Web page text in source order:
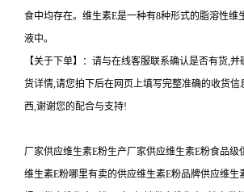
食中均存在。维生素E是一种有8种形式的脂溶性维
液中。
【关于下单】：请与在线客服联系确认是否有货,
货详情,请您拍下后在网页上填写完整准确的收货信
西,谢谢您的配合与支持!
厂家供应维生素E粉生产厂家供应维生素E粉食品级
维生素E粉哪里有卖的供应维生素E粉品牌供应维生